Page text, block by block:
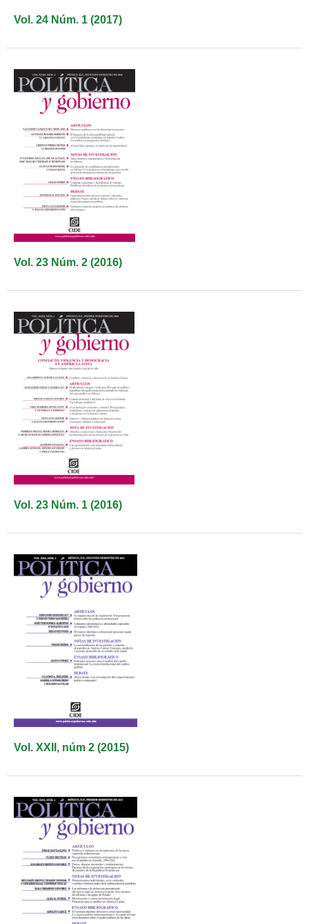
Vol. 24 Núm. 1 (2017)
Vol. 23 Núm. 2 (2016)
Vol. 23 Núm. 1 (2016)
Vol. XXII, núm 2 (2015)